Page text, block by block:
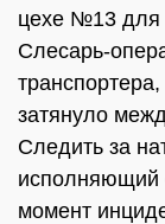
цехе №13 для
Слесарь-
затянуло
Следить за
исполняющий
момент